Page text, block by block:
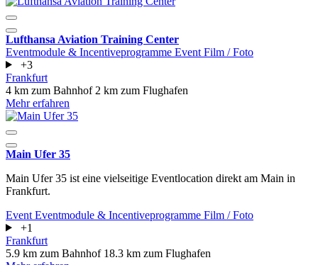
Lufthansa Aviation Training Center
Eventmodule & Incentiveprogramme Event Film / Foto
+3
Frankfurt
4 km zum Bahnhof 2 km zum Flughafen
Mehr erfahren
Main Ufer 35
Main Ufer 35 ist eine vielseitige Eventlocation direkt am Main in
Frankfurt.
Event Eventmodule & Incentiveprogramme Film / Foto
+1
Frankfurt
5.9 km zum Bahnhof 18.3 km zum Flughafen